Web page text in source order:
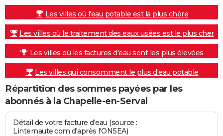
Les villes où l'eau potable est la plus chère
Les villes où le traitement des eaux usées est le plus cher
Les villes où les factures d'eau sont les plus élevées
Les villes qui consomment le plus d'eau potable
Répartition des sommes payées par les
abonnés à la Chapelle-en-Serval
Détail de votre facture d'eau (source :
Linternaute.com d'après l'ONSEA)